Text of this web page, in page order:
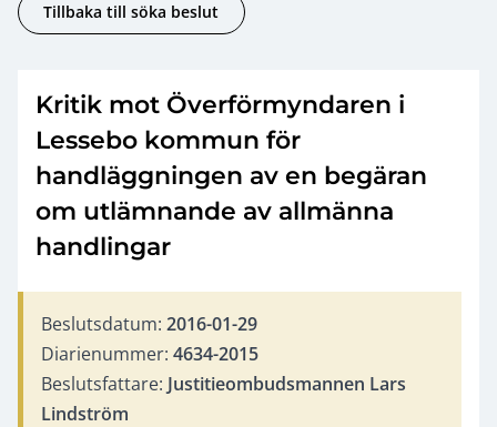
Tillbaka till söka beslut
Kritik mot Överförmyndaren i
Lessebo kommun för
handläggningen av en begäran
om utlämnande av allmänna
handlingar
Beslutsdatum: 2016-01-29
Diarienummer: 4634-2015
Beslutsfattare: Justitieombudsmannen Lars
Lindström